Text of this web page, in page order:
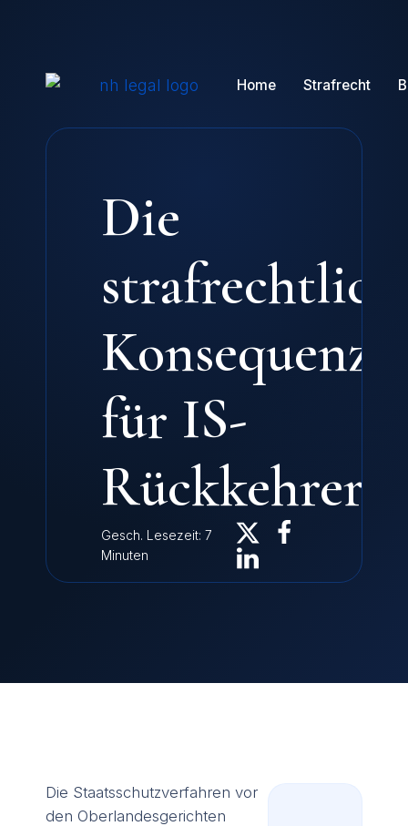
Home Strafrecht
Die
für IS-
Gesch. Lesezeit: 7
Minuten
Die Staatsschutzverfahren vor
den Oberlandesgerichten